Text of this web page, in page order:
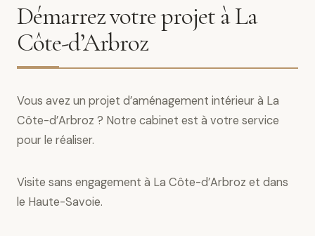
Démarrez votre projet à La
Côte-d’Arbroz
Vous avez un projet d’aménagement intérieur à La
Côte-d’Arbroz ? Notre cabinet est à votre service
pour le réaliser.
Visite sans engagement à La Côte-d’Arbroz et dans
le Haute-Savoie.